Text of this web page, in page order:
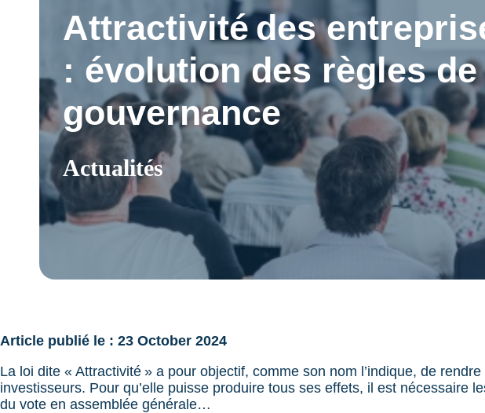
Attractivité des
: évolution des règles de
gouvernance
Actualités
Article publié le : 23 October 2024
La loi dite « Attractivité » a pour objectif, comme son nom l’indique, de
investisseurs. Pour qu’elle puisse produire tous ses effets, il est nécessaire
du vote en assemblée générale…